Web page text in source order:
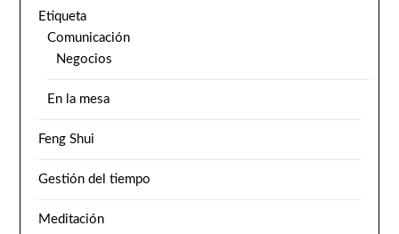
Etiqueta
Comunicación
Negocios
En la mesa
Feng Shui
Gestión del tiempo
Meditación